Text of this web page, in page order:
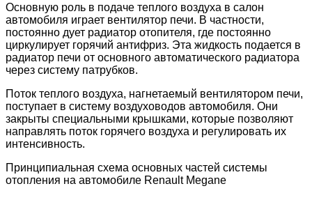
Основную роль в подаче теплого воздуха в салон
автомобиля играет вентилятор печи. В частности,
постоянно дует радиатор отопителя, где постоянно
циркулирует горячий антифриз. Эта жидкость подается в
радиатор печи от основного автоматического радиатора
через систему патрубков.
Поток теплого воздуха, нагнетаемый вентилятором печи,
поступает в систему воздуховодов автомобиля. Они
закрыты специальными крышками, которые позволяют
направлять поток горячего воздуха и регулировать их
интенсивность.
Принципиальная схема основных частей системы
отопления на автомобиле Renault Megane